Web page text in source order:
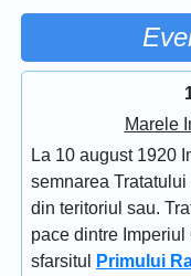
Marele
La 10 august 1920
semnarea
din teritoriul sau.
pace dintre
sfarsitul
Primului